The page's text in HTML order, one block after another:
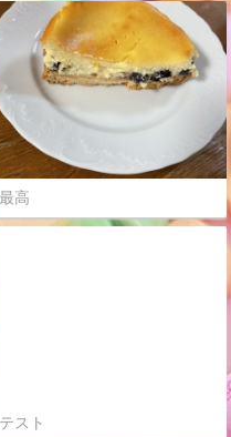
最高
テスト